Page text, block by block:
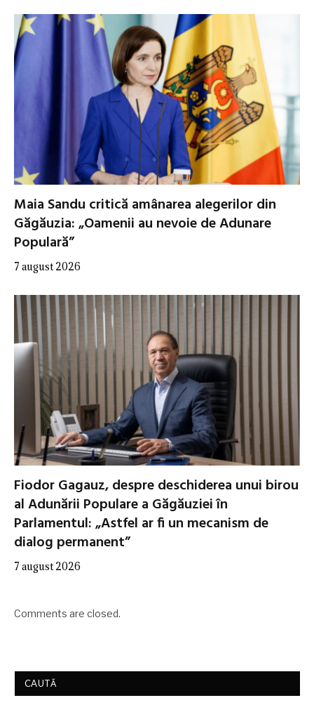
Maia Sandu critică amânarea alegerilor din
Găgăuzia: „Oamenii au nevoie de Adunare
Populară”
7 august 2026
Fiodor Gagauz, despre deschiderea unui birou
al Adunării Populare a Găgăuziei în
Parlamentul: „Astfel ar fi un mecanism de
dialog permanent”
7 august 2026
Comments are closed.
CAUTĂ